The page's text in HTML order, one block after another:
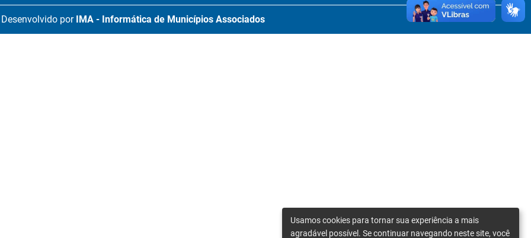
Desenvolvido por IMA - Informática de Municípios Associados
Usamos cookies para tornar sua experiência a mais
agradável possível. Se continuar navegando neste site, você